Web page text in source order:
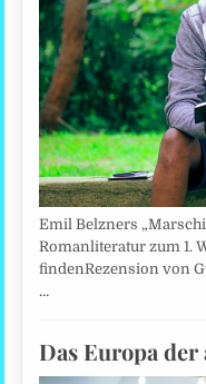
Emil Belzners
Romanliteratur zum 1.
findenRezension von
…
Das Europa der